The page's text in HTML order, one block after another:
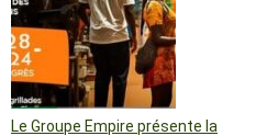
Le Groupe Empire présente la